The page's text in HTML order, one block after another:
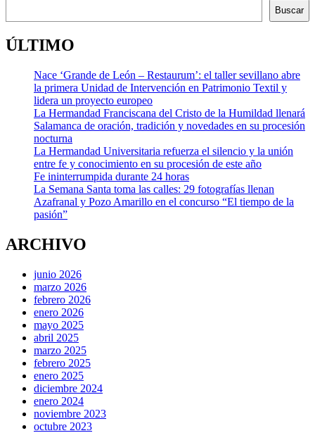
Buscar
ÚLTIMO
Nace ‘Grande de León – Restaurum’: el taller sevillano abre
la primera Unidad de Intervención en Patrimonio Textil y
lidera un proyecto europeo
La Hermandad Franciscana del Cristo de la Humildad llenará
Salamanca de oración, tradición y novedades en su procesión
nocturna
La Hermandad Universitaria refuerza el silencio y la unión
entre fe y conocimiento en su procesión de este año
Fe ininterrumpida durante 24 horas
La Semana Santa toma las calles: 29 fotografías llenan
Azafranal y Pozo Amarillo en el concurso “El tiempo de la
pasión”
ARCHIVO
junio 2026
marzo 2026
febrero 2026
enero 2026
mayo 2025
abril 2025
marzo 2025
febrero 2025
enero 2025
diciembre 2024
enero 2024
noviembre 2023
octubre 2023